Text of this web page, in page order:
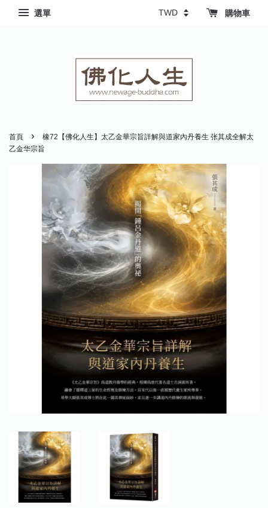
選單 購物車
首頁 ›
橡72【佛化人生】太乙金華宗旨詳解與道家內丹養生 张其成全解太
乙金华宗旨